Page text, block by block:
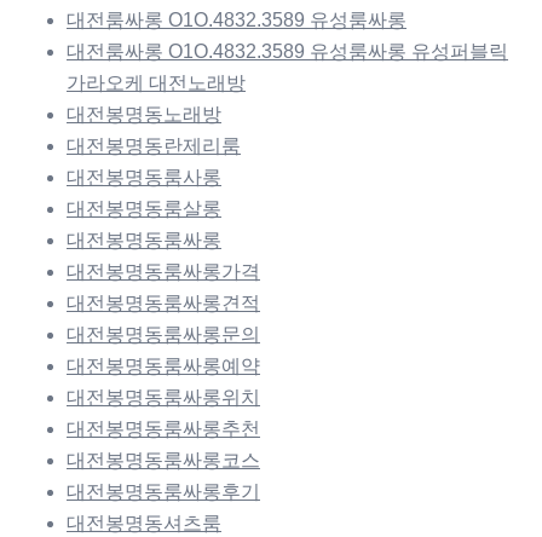
대전룸싸롱 O1O.4832.3589 유성룸싸롱
대전룸싸롱 O1O.4832.3589 유성룸싸롱 유성퍼블릭
가라오케 대전노래방
대전봉명동노래방
대전봉명동란제리룸
대전봉명동룸사롱
대전봉명동룸살롱
대전봉명동룸싸롱
대전봉명동룸싸롱가격
대전봉명동룸싸롱견적
대전봉명동룸싸롱문의
대전봉명동룸싸롱예약
대전봉명동룸싸롱위치
대전봉명동룸싸롱추천
대전봉명동룸싸롱코스
대전봉명동룸싸롱후기
대전봉명동셔츠룸